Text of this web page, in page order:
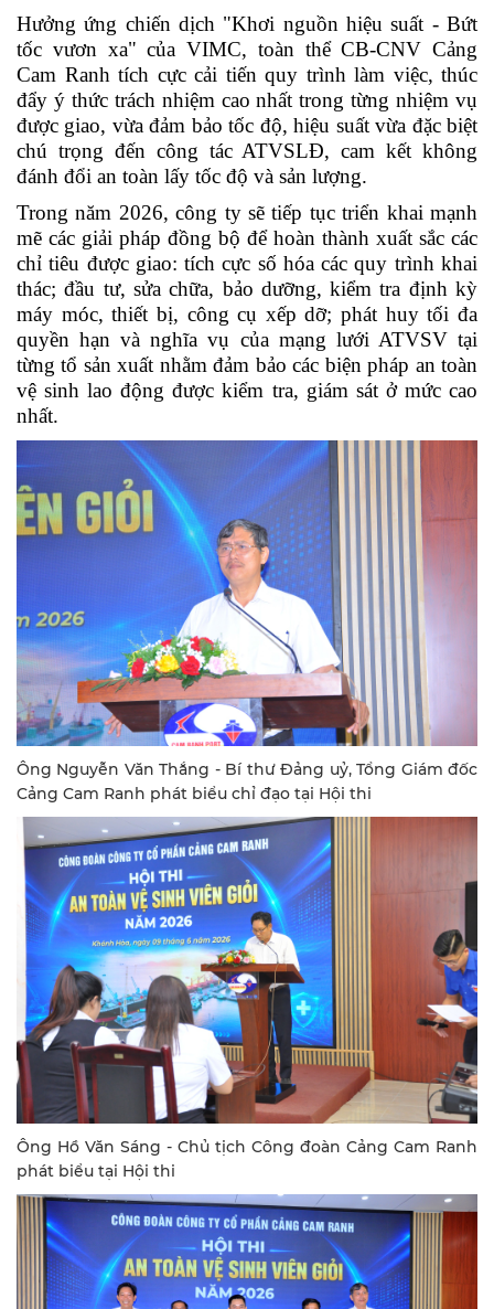
Hưởng ứng chiến dịch "Khơi nguồn hiệu suất - Bứt
tốc vươn xa" của VIMC, toàn thể CB-CNV Cảng
Cam Ranh tích cực cải tiến quy trình làm việc, thúc
đẩy ý thức trách nhiệm cao nhất trong từng nhiệm vụ
được giao, vừa đảm bảo tốc độ, hiệu suất vừa đặc biệt
chú trọng đến công tác ATVSLĐ, cam kết không
đánh đổi an toàn lấy tốc độ và sản lượng.
Trong năm 2026, công ty sẽ tiếp tục triển khai mạnh
mẽ các giải pháp đồng bộ để hoàn thành xuất sắc các
chỉ tiêu được giao: tích cực số hóa các quy trình khai
thác; đầu tư, sửa chữa, bảo dưỡng, kiểm tra định kỳ
máy móc, thiết bị, công cụ xếp dỡ;phát huy tối đa
quyền hạn và nghĩa vụ của mạng lưới ATVSV tại
từng tổ sản xuất nhằm đảm bảo các biện pháp an toàn
vệ sinh lao động được kiểm tra, giám sát ở mức cao
nhất.
Ông Nguyễn Văn Thắng - Bí thư Đảng uỷ, Tổng Giám đốc
Cảng Cam Ranh phát biểu chỉ đạo tại Hội thi
Ông Hồ Văn Sáng - Chủ tịch Công đoàn Cảng Cam Ranh
phát biểu tại Hội thi